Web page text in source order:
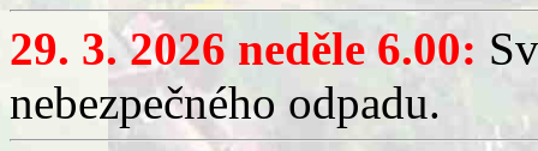
29. 3. 2026 neděle 6.00:
nebezpečného odpadu.